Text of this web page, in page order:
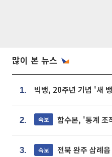
많이 본 뉴스
1.
2. 속보 합수본, '통계 조작' 서울
3. 속보 전북 완주 삼례